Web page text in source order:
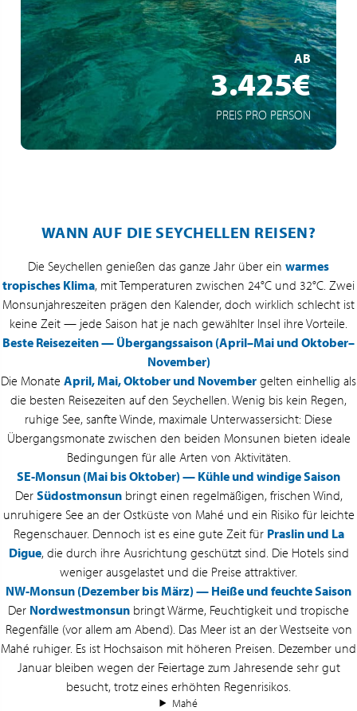
AB
3.425€
PREIS PRO PERSON
Mietwagen inklusive
MEHR ERFAHREN
WANN AUF DIE SEYCHELLEN REISEN?
Die Seychellen genießen das ganze Jahr über ein warmes
tropisches Klima, mit Temperaturen zwischen 24°C und 32°C. Zwei
Monsunjahreszeiten prägen den Kalender, doch wirklich schlecht ist
keine Zeit — jede Saison hat je nach gewählter Insel ihre Vorteile.
Beste Reisezeiten — Übergangssaison (April–Mai und Oktober–
November)
Die Monate April, Mai, Oktober und November gelten einhellig als
die besten Reisezeiten auf den Seychellen. Wenig bis kein Regen,
ruhige See, sanfte Winde, maximale Unterwassersicht: Diese
Übergangsmonate zwischen den beiden Monsunen bieten ideale
Bedingungen für alle Arten von Aktivitäten.
SE-Monsun (Mai bis Oktober) — Kühle und windige Saison
Der Südostmonsunbringt einen regelmäßigen, frischen Wind,
unruhigere See an der Ostküste von Mahé und ein Risiko für leichte
Regenschauer. Dennoch ist es eine gute Zeit für Praslin und La
Digue, die durch ihre Ausrichtung geschützt sind. Die Hotels sind
weniger ausgelastet und die Preise attraktiver.
NW-Monsun (Dezember bis März) — Heiße und feuchte Saison
Der Nordwestmonsun bringt Wärme, Feuchtigkeit und tropische
Regenfälle (vor allem am Abend). Das Meer ist an der Westseite von
Mahé ruhiger. Es ist Hochsaison mit höheren Preisen. Dezember und
Januar bleiben wegen der Feiertage zum Jahresende sehr gut
besucht, trotz eines erhöhten Regenrisikos.
Mahé